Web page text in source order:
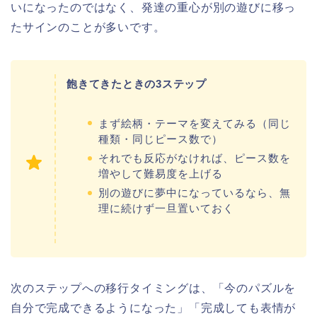
いになったのではなく、発達の重心が別の遊びに移っ
たサインのことが多いです。
飽きてきたときの3ステップ
まず絵柄・テーマを変えてみる（同じ
種類・同じピース数で）
それでも反応がなければ、ピース数を
増やして難易度を上げる
別の遊びに夢中になっているなら、無
理に続けず一旦置いておく
次のステップへの移行タイミングは、「今のパズルを
自分で完成できるようになった」「完成しても表情が